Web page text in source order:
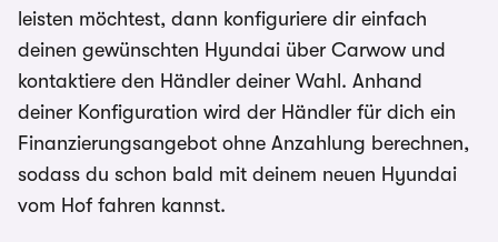
leisten möchtest, dann konfiguriere dir einfach
deinen gewünschten Hyundai über Carwow und
kontaktiere den Händler deiner Wahl. Anhand
deiner Konfiguration wird der Händler für dich ein
Finanzierungsangebot ohne Anzahlung berechnen,
sodass du schon bald mit deinem neuen Hyundai
vom Hof fahren kannst.